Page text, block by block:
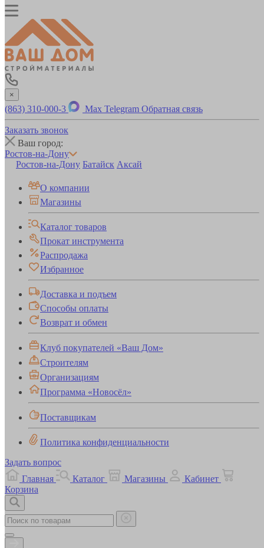
×
(863) 310-000-3 Max Telegram Обратная связь
Заказать звонок
Ваш город:
Ростов-на-Дону
Ростов-на-Дону Батайск Аксай
О компании
Магазины
Каталог товаров
Прокат инструмента
Распродажа
Избранное
Доставка и подъем
Способы оплаты
Возврат и обмен
Клуб покупателей «Ваш Дом»
Строителям
Организациям
Программа «Новосёл»
Поставщикам
Политика конфиденциальности
Задать вопрос
Главная
Каталог Магазины
Кабинет
Корзина